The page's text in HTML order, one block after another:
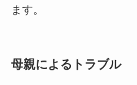
ます。
母親によるトラブル